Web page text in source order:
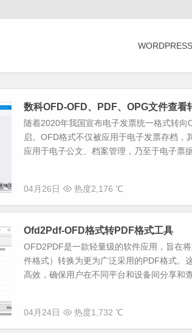
WORDPRESS
数科OFD-OFD、PDF、OPG文件查看
随着2020年我国宣布电子发票统一格式转
启。OFD格式不仅被应用于电子发票存档，
应用于电子公文、档案管理，乃至于电子票
04月26日 热度2,176 ℃
Ofd2Pdf-OFD格式转PDF格式工具
OFD2PDF是一款轻量级的软件应用，旨在
件格式）转换为更为广泛采用的PDF格式。
高效，确保用户在不同平台和设备间分享和查
04月24日 热度1,732 ℃